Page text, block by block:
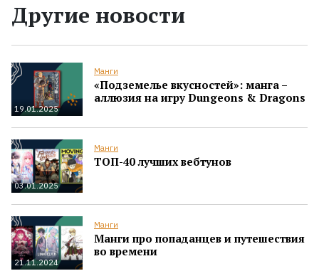
Другие новости
19.01.2025
Манги
«Подземелье вкусностей»: манга –
аллюзия на игру Dungeons & Dragons
03.01.2025
Манги
ТОП-40 лучших вебтунов
21.11.2024
Манги
Манги про попаданцев и путешествия
во времени